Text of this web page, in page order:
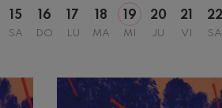
15
SA
16
DO
17
LU
18
MA
19
MI
20
JU
21
VI
22
SA